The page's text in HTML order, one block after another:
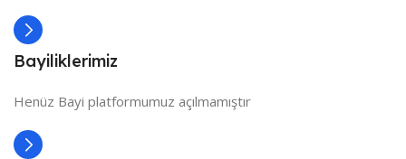
Bayiliklerimiz
Henüz Bayi platformumuz açılmamıştır